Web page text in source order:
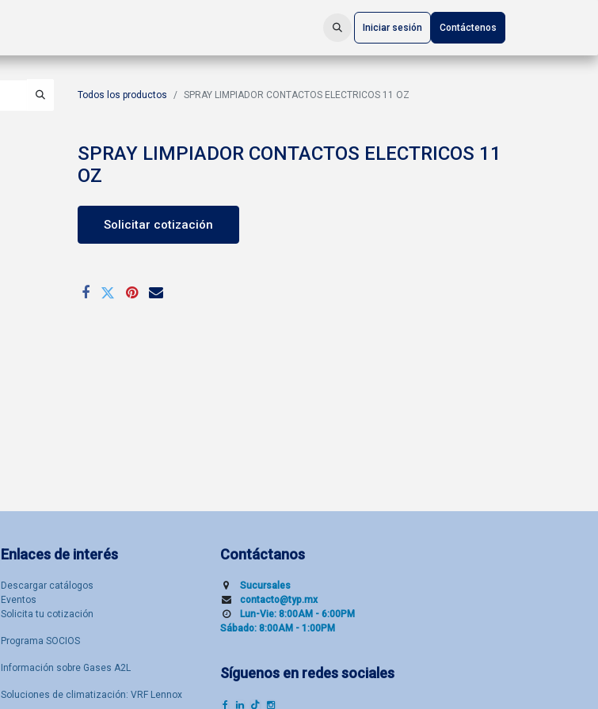
Iniciar sesión Contáctenos
Todos los productos SPRAY LIMPIADOR CONTACTOS ELECTRICOS 11 OZ
SPRAY LIMPIADOR CONTACTOS ELECTRICOS 11
OZ
Solicitar cotización
Enlaces de interés
Descargar catálogos
Eventos
Solicita tu cotización
Programa SOCIOS
Información sobre Gases A2L
Soluciones de climatización: VRF Lennox
Contáctanos
Sucu​rsal​es
contacto@typ.mx
Lun-Vie: 8:00AM - 6:00PM
Sábado: 8:00AM - 1:00PM
Síguenos en redes sociales